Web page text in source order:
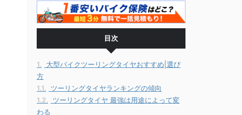
目次
1.
大型バイクツーリングタイヤおすすめ|選び
方
1.1.
ツーリングタイヤランキングの傾向
1.2.
ツーリングタイヤ 最強は用途によって変
わる